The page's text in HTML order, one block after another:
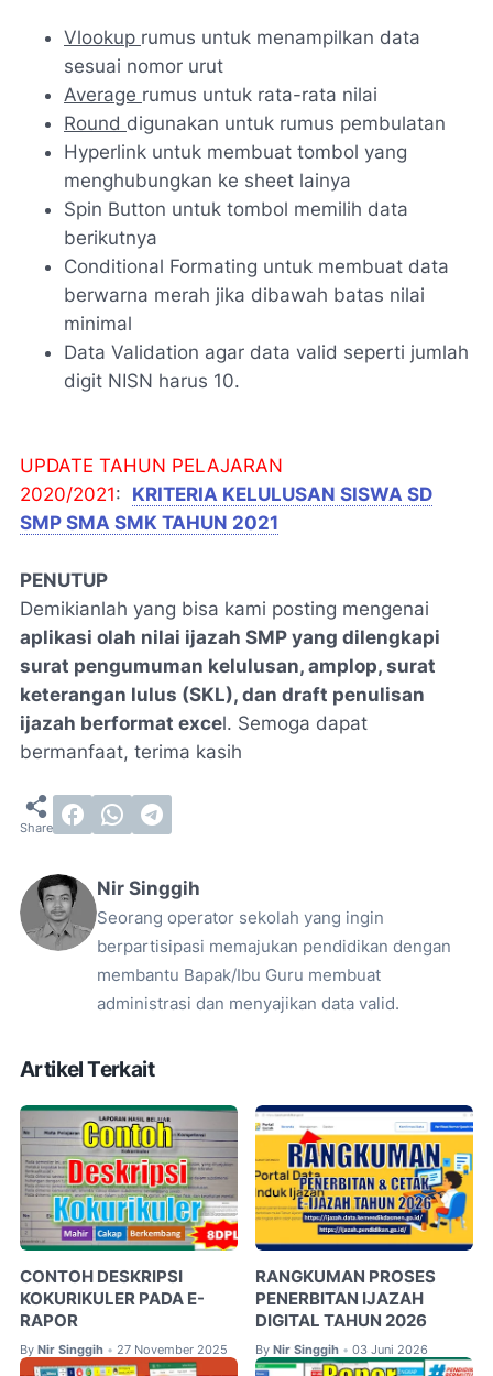
Vlookup rumus untuk menampilkan data
sesuai nomor urut
Average rumus untuk rata-rata nilai
Round digunakan untuk rumus pembulatan
Hyperlink untuk membuat tombol yang
menghubungkan ke sheet lainya
Spin Button untuk tombol memilih data
berikutnya
Conditional Formating untuk membuat data
berwarna merah jika dibawah batas nilai
minimal
Data Validation agar data valid seperti jumlah
digit NISN harus 10.
UPDATE TAHUN PELAJARAN
2020/2021: KRITERIA KELULUSAN SISWA SD
SMP SMA SMK TAHUN 2021
PENUTUP
Demikianlah yang bisa kami posting mengenai
aplikasi olah nilai ijazah SMP yang dilengkapi
surat pengumuman kelulusan, amplop, surat
keterangan lulus (SKL), dan draft penulisan
ijazah berformat excel. Semoga dapat
bermanfaat, terima kasih
Nir Singgih
Seorang operator sekolah yang ingin
berpartisipasi memajukan pendidikan dengan
membantu Bapak/Ibu Guru membuat
administrasi dan menyajikan data valid.
Artikel Terkait
CONTOH DESKRIPSI
KOKURIKULER PADA E-
RAPOR
By Nir Singgih • 27 November 2025
RANGKUMAN PROSES
PENERBITAN IJAZAH
DIGITAL TAHUN 2026
By Nir Singgih • 03 Juni 2026